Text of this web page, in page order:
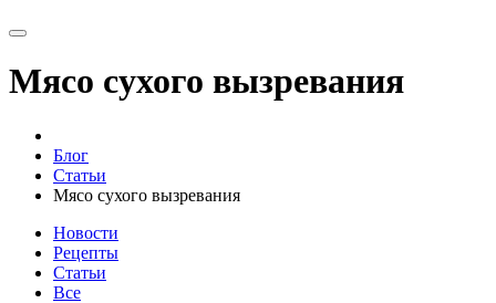
Мясо сухого вызревания
Блог
Статьи
Мясо сухого вызревания
Новости
Рецепты
Статьи
Все